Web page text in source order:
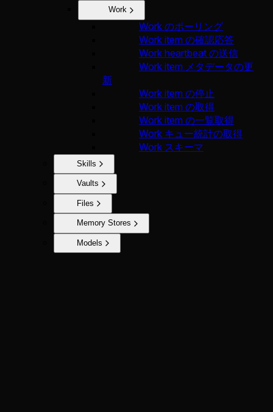
Work
Work のポーリング
Work item の確認応答
Work heartbeat の送信
Work item メタデータの更
新
Work item の停止
Work item の取得
Work item の一覧取得
Work キュー統計の取得
Work スキーマ
Skills
Vaults
Files
Memory Stores
Models